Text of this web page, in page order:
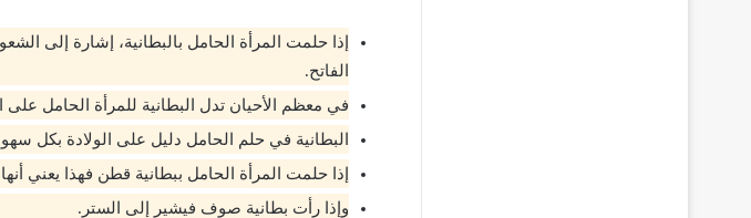
إذا حلمت المرأة الحامل بالبطانية، إشارة إلى
الفاتح.
في معظم الأحيان تدل البطانية للمرأة الحامل على
البطانية في حلم الحامل دليل على الولادة بكل
إذا حلمت المرأة الحامل ببطانية قطن فهذا يعني
وإذا رأت بطانية صوف فيشير إلى الستر.